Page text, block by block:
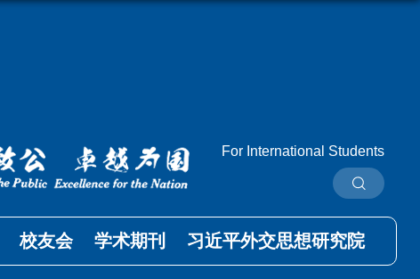
For International Students
校友会 学术期刊 习近平外交思想研究院